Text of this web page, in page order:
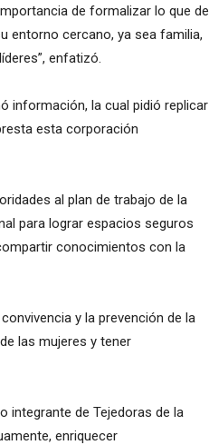
de formalizar lo que de
entorno cercano, ya sea familia,
enfatizó.
información, la cual pidió replicar
esta corporación
al plan de trabajo de la
para lograr espacios seguros
conocimientos con la
y la prevención de la
las mujeres y tener
integrante de Tejedoras de la
enriquecer